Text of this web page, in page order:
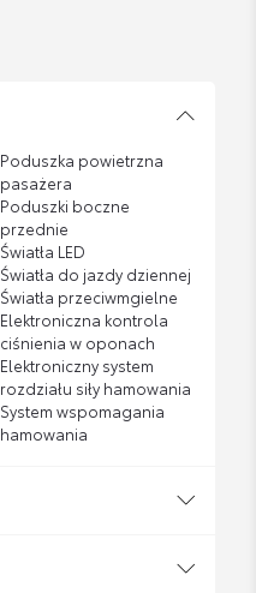
Poduszka powietrzna
pasażera
Poduszki boczne
przednie
Światła LED
Światła do jazdy dziennej
Światła przeciwmgielne
Elektroniczna kontrola
ciśnienia w oponach
Elektroniczny system
rozdziału siły hamowania
System wspomagania
hamowania